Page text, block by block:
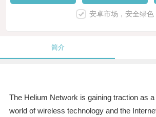
安卓市场，安全绿色
简介
The Helium Network is gaining traction as
world of wireless technology and the